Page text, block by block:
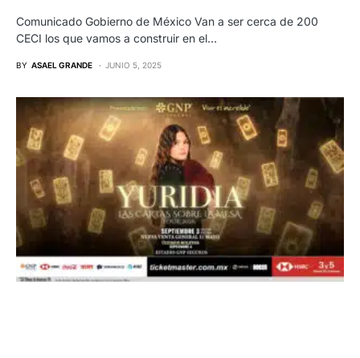
Comunicado Gobierno de México Van a ser cerca de 200
CECI los que vamos a construir en el…
BY ASAEL GRANDE JUNIO 5, 2025